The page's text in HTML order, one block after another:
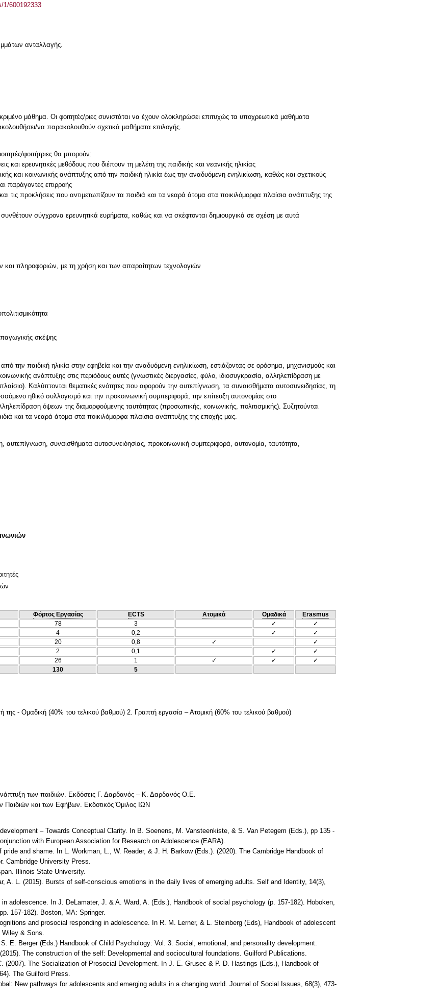
1/600192333
ανταλλαγής.
μάθημα. Οι φοιτητές/ριες συνιστάται να έχουν ολοκληρώσει επιτυχώς τα υποχρεωτικά μαθήματα
να παρακολουθούν σχετικά μαθήματα επιλογής.
φοιτήτριες θα μπορούν:
και ερευνητικές μεθόδους που διέπουν τη μελέτη της παιδικής και νεανικής ηλικίας
και κοινωνικής ανάπτυξης από την παιδική ηλικία έως την αναδυόμενη ενηλικίωση, καθώς και σχετικούς
παράγοντες επιρροής
τις προκλήσεις που αντιμετωπίζουν τα παιδιά και τα νεαρά άτομα στα ποικιλόμορφα πλαίσια ανάπτυξης της
σύγχρονα ερευνητικά ευρήματα, καθώς και να σκέφτονται δημιουργικά σε σχέση με αυτά
πληροφοριών, με τη χρήση και των απαραίτητων τεχνολογιών
σκέψης
την παιδική ηλικία στην εφηβεία και την αναδυόμενη ενηλικίωση, εστιάζοντας σε ορόσημα, μηχανισμούς και
ανάπτυξης στις περιόδους αυτές (γνωστικές διεργασίες, φύλο, ιδιοσυγκρασία, αλληλεπίδραση με
πλαίσιο). Καλύπτονται θεματικές ενότητες που αφορούν την αυτεπίγνωση, τα συναισθήματα αυτοσυνειδησίας, τη
ηθικό συλλογισμό και την προκοινωνική συμπεριφορά, την επίτευξη αυτονομίας στο
όψεων της διαμορφούμενης ταυτότητας (προσωπικής, κοινωνικής, πολιτισμικής). Συζητούνται
και τα νεαρά άτομα στα ποικιλόμορφα πλαίσια ανάπτυξης της εποχής μας.
αυτεπίγνωση, συναισθήματα αυτοσυνειδησίας, προκοινωνική συμπεριφορά, αυτονομία, ταυτότητα,
Φόρτος Εργασίας ECTS Ατομικά Ομαδικά
Erasmus
78 3 ✓
✓
4 0,2 ✓
✓
20 0,8 ✓
✓
2 0,1 ✓
✓
26 1 ✓ ✓
✓
130 5
- Ομαδική (40% του τελικού βαθμού) 2. Γραπτή εργασία – Ατομική (60% του τελικού βαθμού)
των παιδιών. Εκδόσεις Γ. Δαρδανός – Κ. Δαρδανός Ο.Ε.
και των Εφήβων. Εκδοτικός Όμιλος ΙΩN
– Towards Conceptual Clarity. In B. Soenens, M. Vansteenkiste, & S. Van Petegem (Eds.), pp 135 -
with European Association for Research on Adolescence (EARA).
and shame. In L. Workman, L., W. Reader, & J. H. Barkow (Eds.). (2020). The Cambridge Handbook of
Cambridge University Press.
Illinois State University.
A. L. (2015). Bursts of self-conscious emotions in the daily lives of emerging adults. Self and Identity, 14(3),
adolescence. In J. DeLamater, J. & A. Ward, A. (Eds.), Handbook of social psychology (p. 157-182). Hoboken,
157-182). Boston, MA: Springer.
and prosocial responding in adolescence. In R. M. Lerner, & L. Steinberg (Eds), Handbook of adolescent
Wiley & Sons.
E. Berger (Eds.) Handbook of Child Psychology: Vol. 3. Social, emotional, and personality development.
The construction of the self: Developmental and sociocultural foundations. Guilford Publications.
(2007). The Socialization of Prosocial Development. In J. E. Grusec & P. D. Hastings (Eds.), Handbook of
The Guilford Press.
New pathways for adolescents and emerging adults in a changing world. Journal of Social Issues, 68(3), 473-